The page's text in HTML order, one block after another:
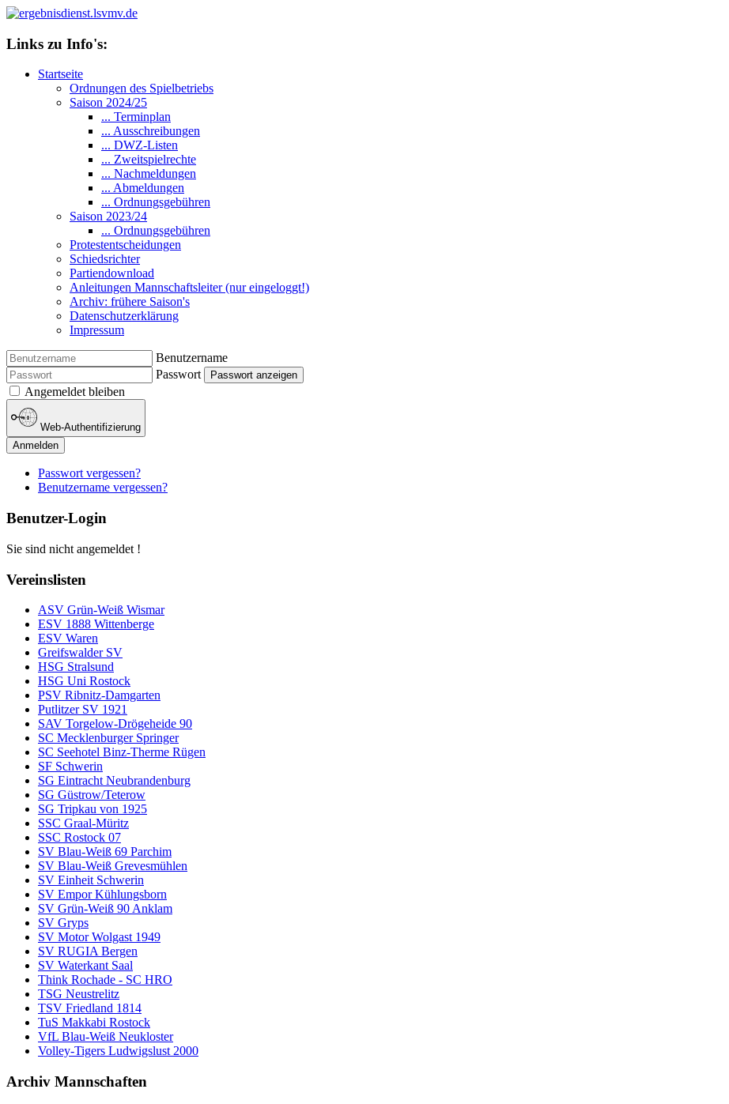
Links zu Info's:
Startseite
Ordnungen des Spielbetriebs
Saison 2024/25
... Terminplan
... Ausschreibungen
... DWZ-Listen
... Zweitspielrechte
... Nachmeldungen
... Abmeldungen
... Ordnungsgebühren
Saison 2023/24
... Ordnungsgebühren
Protestentscheidungen
Schiedsrichter
Partiendownload
Anleitungen Mannschaftsleiter (nur eingeloggt!)
Archiv: frühere Saison's
Datenschutzerklärung
Impressum
Benutzername
Passwort
Passwort anzeigen
Angemeldet bleiben
Web-Authentifizierung
Anmelden
Passwort vergessen?
Benutzername vergessen?
Benutzer-Login
Sie sind nicht angemeldet !
Vereinslisten
ASV Grün-Weiß Wismar
ESV 1888 Wittenberge
ESV Waren
Greifswalder SV
HSG Stralsund
HSG Uni Rostock
PSV Ribnitz-Damgarten
Putlitzer SV 1921
SAV Torgelow-Drögeheide 90
SC Mecklenburger Springer
SC Seehotel Binz-Therme Rügen
SF Schwerin
SG Eintracht Neubrandenburg
SG Güstrow/Teterow
SG Tripkau von 1925
SSC Graal-Müritz
SSC Rostock 07
SV Blau-Weiß 69 Parchim
SV Blau-Weiß Grevesmühlen
SV Einheit Schwerin
SV Empor Kühlungsborn
SV Grün-Weiß 90 Anklam
SV Gryps
SV Motor Wolgast 1949
SV RUGIA Bergen
SV Waterkant Saal
Think Rochade - SC HRO
TSG Neustrelitz
TSV Friedland 1814
TuS Makkabi Rostock
VfL Blau-Weiß Neukloster
Volley-Tigers Ludwigslust 2000
Archiv Mannschaften